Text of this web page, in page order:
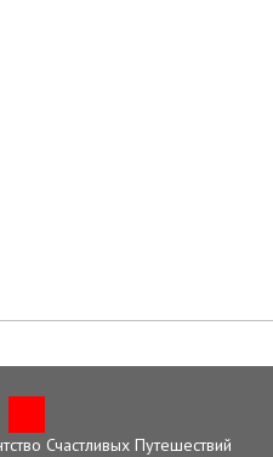
Счастливых Путешествий